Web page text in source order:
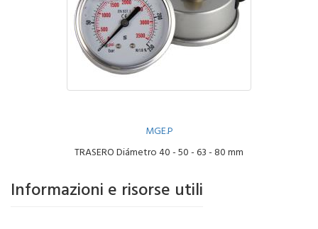
MGE.P
TRASERO Diámetro 40 - 50 - 63 - 80 mm
Informazioni e risorse utili